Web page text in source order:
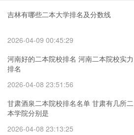
吉林有哪些二本大学排名及分数线
2026-04-09 00:45:29
河南好的二本院校排名 河南二本院校实力
排名
2026-04-08 23:51:56
甘肃酒泉二本院校排名名单 甘肃有几所二
本学院分别是
2026-04-08 23:13:25